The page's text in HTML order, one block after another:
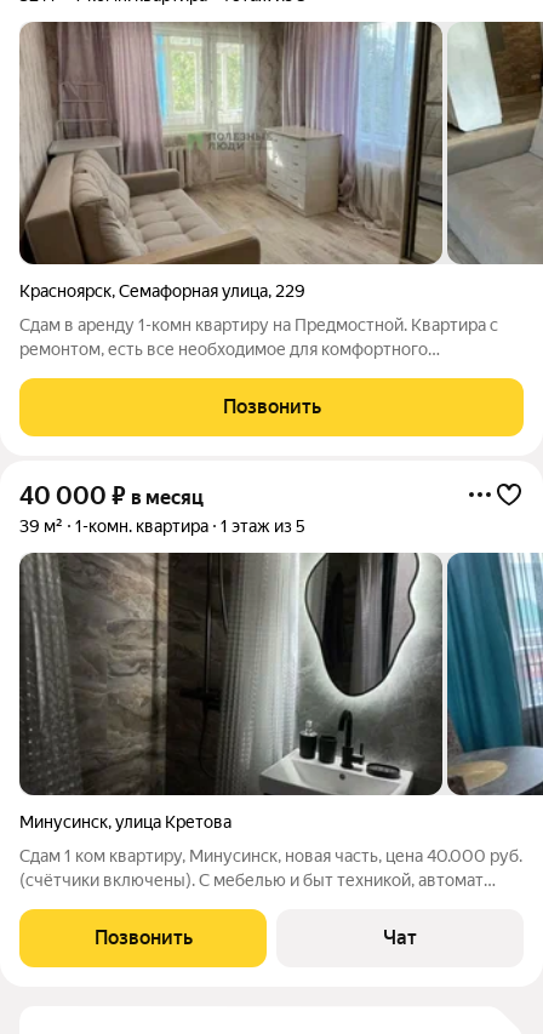
Красноярск,Семафорная улица, 229
Сдам в аренду 1-комн квартиру на Предмостной. Квартира с
ремонтом, есть все необходимое для комфортного
транспортная развязка. Ищем платежеспособных
чистоплотных арендаторов) Показываю по договоренности
Позвонить
40 000 ₽ в месяц
39 м² 1-комн. квартира 1 этаж из 5
Минусинск,улица Кретова
Сдам 1 ком квартиру, Минусинск, новая часть, цена 40.000 руб.
(счётчики включены). С мебелью и быт техникой, автомат
301-3141 Евгения.
Позвонить Чат